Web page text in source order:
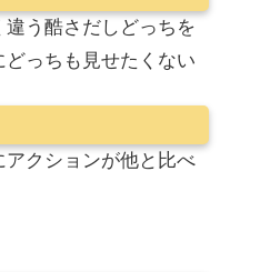
う酷さだしどっちを
っちも見せたくない
クションが他と比べ